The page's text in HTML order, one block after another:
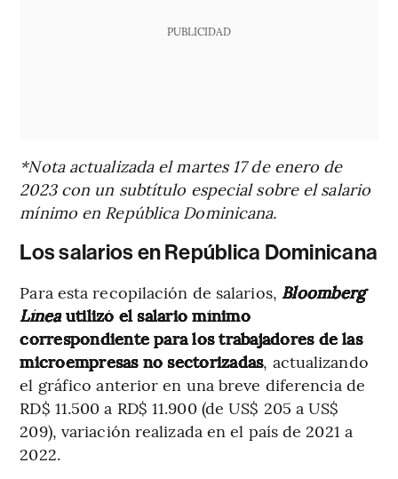
PUBLICIDAD
*Nota actualizada el martes 17 de enero de
2023 con un subtítulo especial sobre el salario
mínimo en República Dominicana.
Los salarios en República Dominicana
Para esta recopilación de salarios, Bloomberg
Líneautilizó el salario mínimo
correspondiente para los trabajadores de las
microempresas no sectorizadas, actualizando
el gráfico anterior en una breve diferencia de
RD$ 11.500 a RD$ 11.900 (de US$ 205 a US$
209), variación realizada en el país de 2021 a
2022.